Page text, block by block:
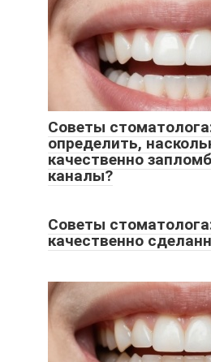
Советы
определить,
качественно
каналы?
Советы
качественно